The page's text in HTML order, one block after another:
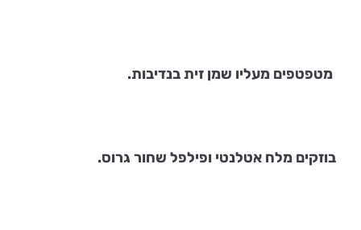
מטפטפים מעליו שמן זית בנדיבות.
בוזקים מלח אטלנטי ופילפל שחור גרוס.